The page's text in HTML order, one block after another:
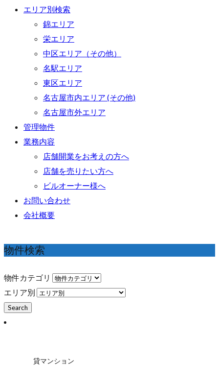
エリア別検索
錦エリア
栄エリア
中区エリア（その他）
名駅エリア
東区エリア
名古屋市内エリア (その他)
名古屋市外エリア
管理物件
業務内容
店舗開業をお考えの方へ
店舗を売りたい方へ
ビルオーナー様へ
お問い合わせ
会社概要
物件検索
物件カテゴリ
エリア別
貸マンション